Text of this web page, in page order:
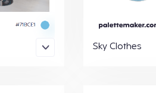
Sky Clothes